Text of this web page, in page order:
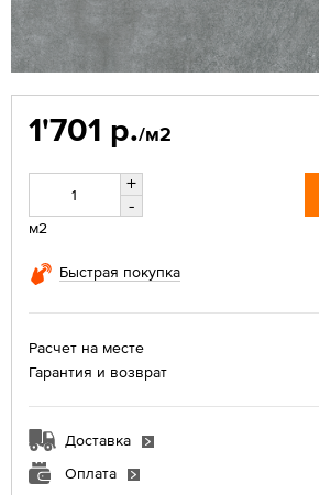
1'701 р./м2
+
-
м2
Быстрая покупка
Расчет на месте
Гарантия и возврат
Доставка
Оплата